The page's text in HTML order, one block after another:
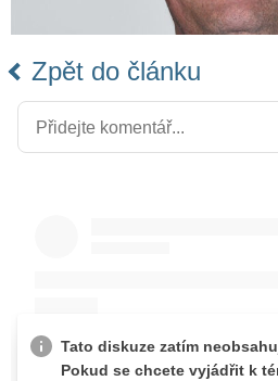
Zpět do článku